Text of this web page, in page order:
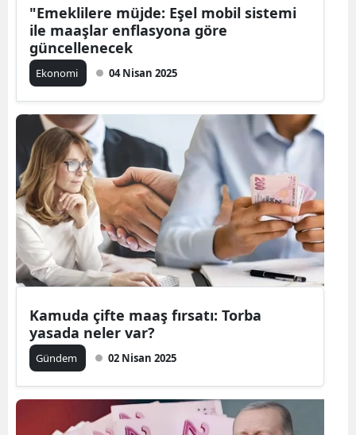
"Emeklilere müjde: Eşel mobil sistemi
ile maaşlar enflasyona göre
güncellenecek
Ekonomi 04 Nisan 2025
Kamuda çifte maaş fırsatı: Torba
yasada neler var?
Gündem 02 Nisan 2025